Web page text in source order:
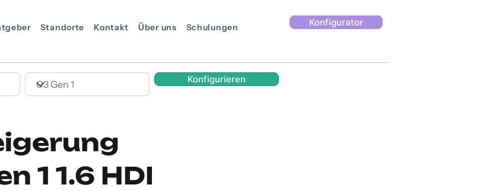
Standorte Kontakt Über uns Schulungen Konfigurator
Konfigurieren
1 1.6 HDI